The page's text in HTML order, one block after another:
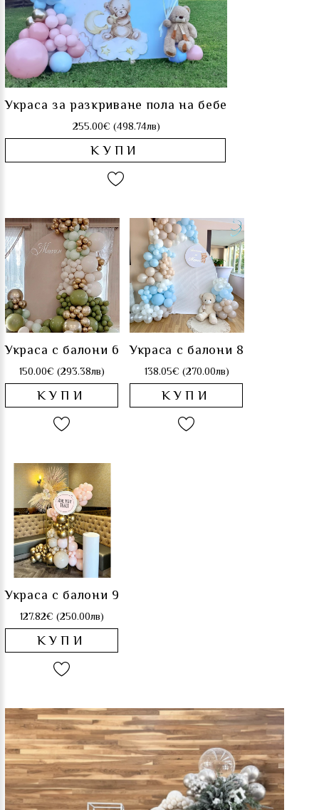
Украса за разкриване пола на бебе
255.00€ (498.74лв)
КУПИ
Украса с балони 6
150.00€ (293.38лв)
КУПИ
Украса с балони 8
138.05€ (270.00лв)
КУПИ
Украса с балони 9
127.82€ (250.00лв)
КУПИ